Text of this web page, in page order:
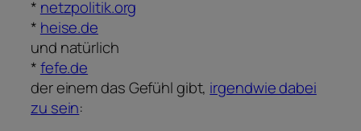
* netzpolitik.org
* heise.de
und natürlich
*fefe.de
der einem das Gefühl gibt, irgendwie dabei
zu sein: